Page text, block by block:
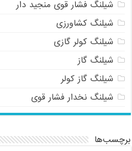
شیلنگ فشار قوی منجید دار
شیلنگ کشاورزی
شیلنگ کولر گازی
شیلنگ گاز
شیلنگ گاز کولر
شیلنگ نخدار فشار قوی
برچسب‌ها